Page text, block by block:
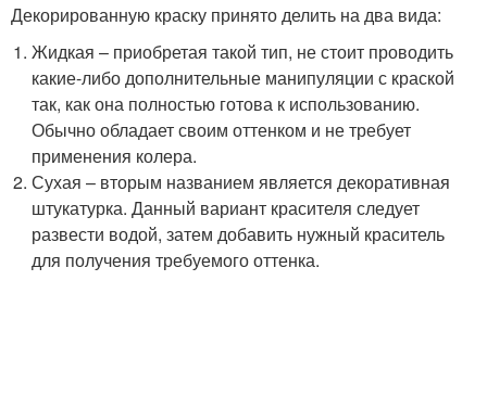
Декорированную краску принято делить на два вида:
Жидкая – приобретая такой тип, не стоит проводить
какие-либо дополнительные манипуляции с краской
так, как она полностью готова к использованию.
Обычно обладает своим оттенком и не требует
применения колера.
Сухая – вторым названием является декоративная
штукатурка. Данный вариант красителя следует
развести водой, затем добавить нужный краситель
для получения требуемого оттенка.